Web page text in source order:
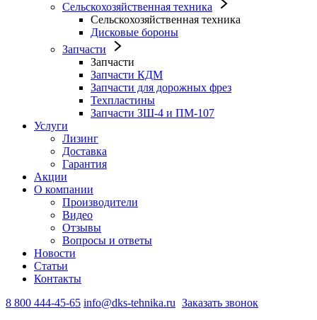
Сельскохозяйственная техника
Сельскохозяйственная техника
Дисковые бороны
Запчасти
Запчасти
Запчасти КДМ
Запчасти для дорожных фрез
Техпластины
Запчасти ЗШ-4 и ПМ-107
Услуги
Лизинг
Доставка
Гарантия
Акции
О компании
Производители
Видео
Отзывы
Вопросы и ответы
Новости
Статьи
Контакты
8 800 444-45-65 info@dks-tehnika.ru Заказать звонок